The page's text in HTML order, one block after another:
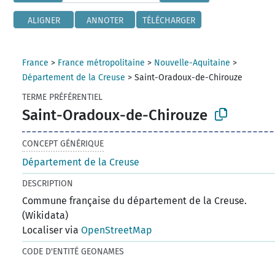
ALIGNER ANNOTER TÉLÉCHARGER
France > France métropolitaine > Nouvelle-Aquitaine >
Département de la Creuse >Saint-Oradoux-de-Chirouze
TERME PRÉFÉRENTIEL
Saint-Oradoux-de-Chirouze
CONCEPT GÉNÉRIQUE
Département de la Creuse
DESCRIPTION
Commune française du département de la Creuse.
(Wikidata)
Localiser viaOpenStreetMap
CODE D'ENTITÉ GEONAMES